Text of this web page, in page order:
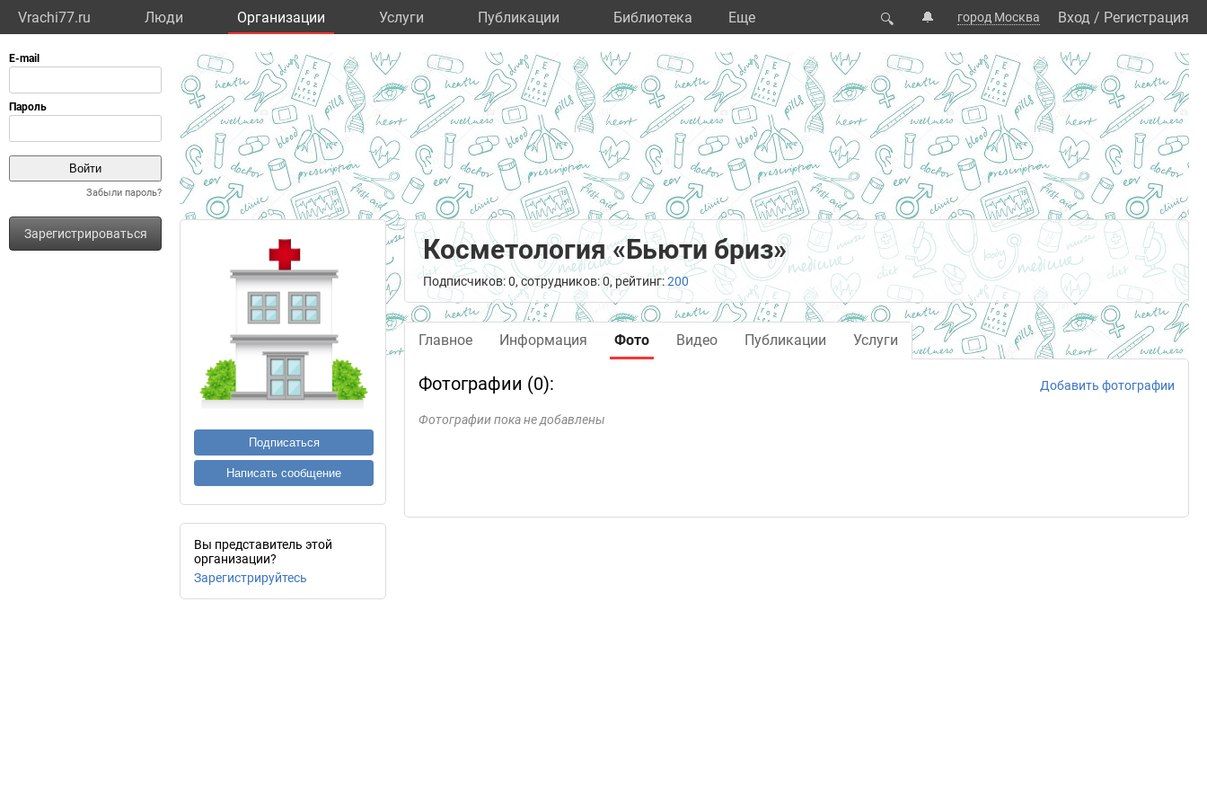
Vrachi77.ru Люди Организации Услуги Публикации Библиотека Eще 🔍 🔔 город Москва Вход / Регистрация
Забыли пароль?
Зарегистрироваться
Подписаться
Написать сообщение
Вы представитель этой
организации?
Зарегистрируйтесь
Косметология «Бьюти бриз»
Подписчиков: 0, сотрудников: 0, рейтинг:200
Главное Информация Фото Видео Публикации Услуги
Фотографии (0): Добавить фотографии
Фотографии пока не добавлены